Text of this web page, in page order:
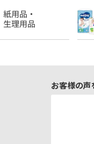
お客様の声